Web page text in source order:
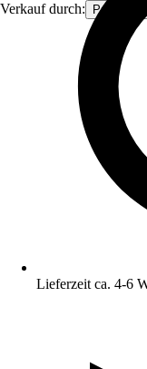
Verkauf durch:
Lieferzeit ca. 4-6